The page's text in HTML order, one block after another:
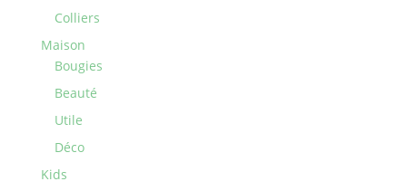
Colliers
Maison
Bougies
Beauté
Utile
Déco
Kids